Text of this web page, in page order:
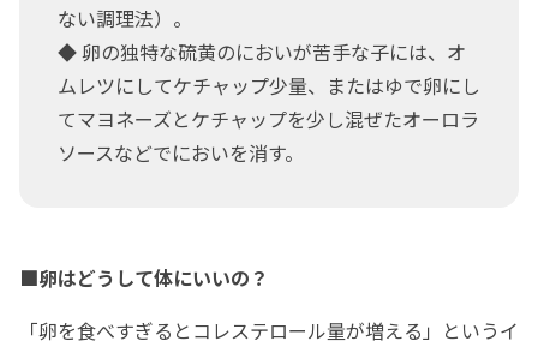
ない調理法）。
◆ 卵の独特な硫黄のにおいが苦手な子には、オ
ムレツにしてケチャップ少量、またはゆで卵にし
てマヨネーズとケチャップを少し混ぜたオーロラ
ソースなどでにおいを消す。
■卵はどうして体にいいの？
「卵を食べすぎるとコレステロール量が増える」というイ